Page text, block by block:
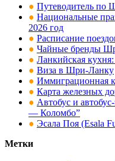
● Путеводитель по
● Национальные
2026 год
● Расписание
● Чайные бренды
● Ланкийская
● Виза в Шри-Ланку
● Иммиграционная
● Карта железных
● Автобус и
— Коломбо”
● Эсала Поя (Esala
Метки